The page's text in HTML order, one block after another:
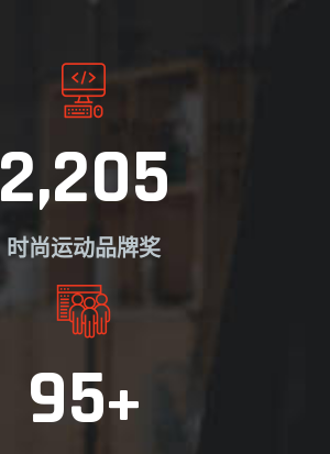
2,205
时尚运动品牌奖
95+